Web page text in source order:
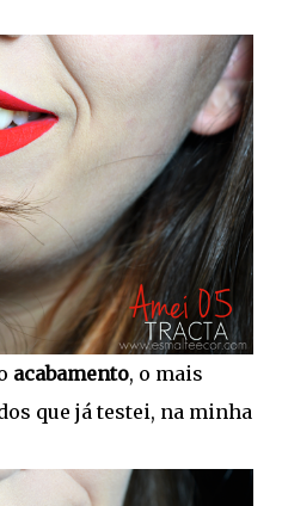
acabamento, o mais
que já testei, na minha